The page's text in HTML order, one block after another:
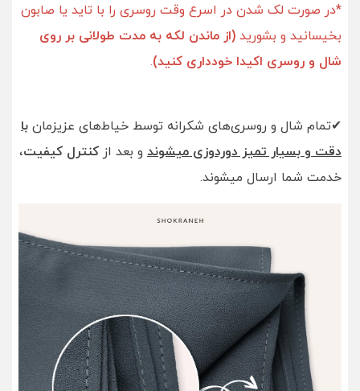
*در صورت لک شدن در اسرع وقت روسری را با تاید یا صابون
بخیسانید و بشورید (از ماندن لکه به مدت طولانی بر روی
شال و روسری اکیدا خودداری کنید).
✔تمام شال و روسری‌های شکرانه توسط خیاط‌های عزیزمان با
دقت و بسیار تمیز دوردوزی میشوند و بعد از کنترل کیفیت،
خدمت شما ارسال میشوند.